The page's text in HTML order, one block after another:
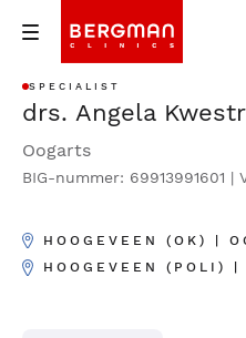
SPECIALIST
drs. Angela
Oogarts
BIG-nummer: 69913991601 |
HOOGEVEEN (OK) |
HOOGEVEEN (POLI) |